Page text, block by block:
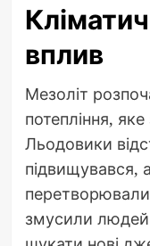
вплив
Мезоліт
потепління,
Льодовики
підвищувався,
змусили людей